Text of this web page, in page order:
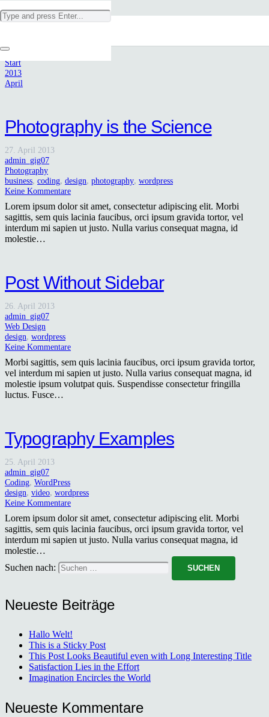
Start
2013
April
Photography is the Science
27. April 2013
admin_gig07
Photography
business, coding, design, photography, wordpress
Keine Kommentare
Lorem ipsum dolor sit amet, consectetur adipiscing elit. Morbi
sagittis, sem quis lacinia faucibus, orci ipsum gravida tortor, vel
interdum mi sapien ut justo. Nulla varius consequat magna, id
molestie…
Post Without Sidebar
26. April 2013
admin_gig07
Web Design
design, wordpress
Keine Kommentare
Morbi sagittis, sem quis lacinia faucibus, orci ipsum gravida tortor,
vel interdum mi sapien ut justo. Nulla varius consequat magna, id
molestie ipsum volutpat quis. Suspendisse consectetur fringilla
luctus. Fusce…
Typography Examples
25. April 2013
admin_gig07
Coding, WordPress
design, video, wordpress
Keine Kommentare
Lorem ipsum dolor sit amet, consectetur adipiscing elit. Morbi
sagittis, sem quis lacinia faucibus, orci ipsum gravida tortor, vel
interdum mi sapien ut justo. Nulla varius consequat magna, id
molestie…
Suchen nach:
Neueste Beiträge
Hallo Welt!
This is a Sticky Post
This Post Looks Beautiful even with Long Interesting Title
Satisfaction Lies in the Effort
Imagination Encircles the World
Neueste Kommentare